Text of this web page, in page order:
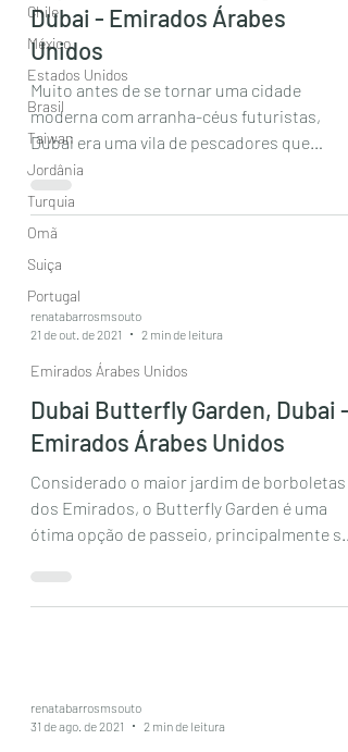
Chile
México
Estados Unidos
Brasil
Taiwan
Jordânia
Turquia
Omã
Suiça
Portugal
Dubai - Emirados Árabes
Unidos
Muito antes de se tornar uma cidade
moderna com arranha-céus futuristas,
Dubai era uma vila de pescadores que
viviam nas margens do...
renatabarrosmsouto
21 de out. de 2021
2 min de leitura
Emirados Árabes Unidos
Dubai Butterfly Garden, Dubai -
Emirados Árabes Unidos
Considerado o maior jardim de borboletas
dos Emirados, o Butterfly Garden é uma
ótima opção de passeio, principalmente se
renatabarrosmsouto
31 de ago. de 2021
2 min de leitura